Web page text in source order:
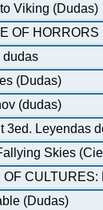
Viking (Dudas)
OF HORRORS
dudas
(Dudas)
(dudas)
3ed. Leyendas
Skies
OF CULTURES:
(Dudas)